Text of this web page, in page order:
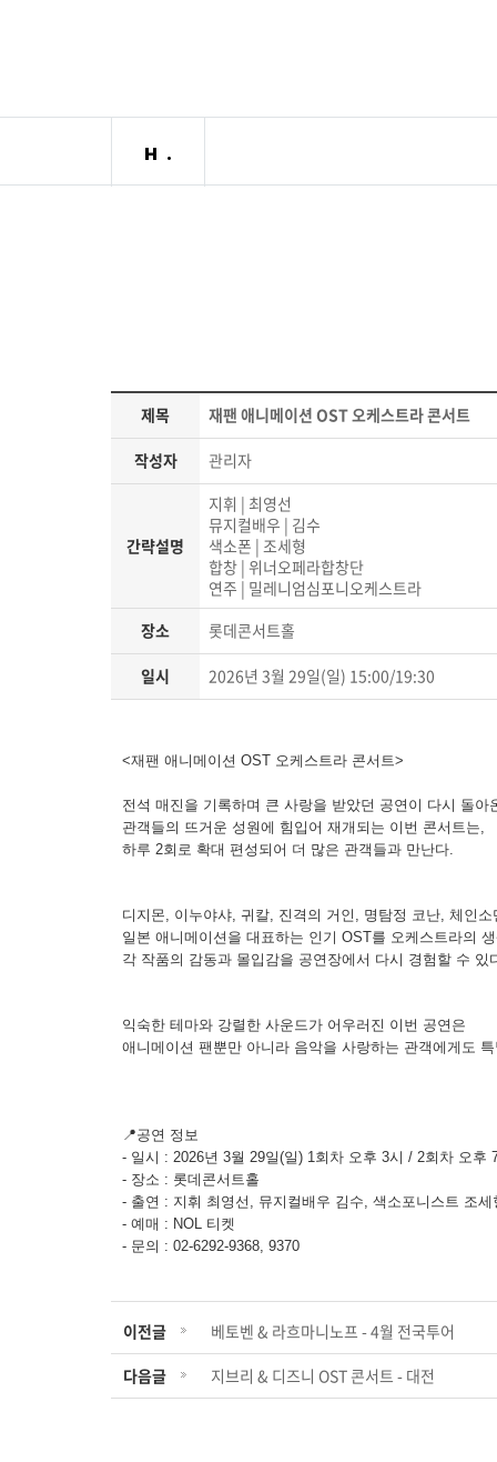
제목 재팬 애니메이션 OST 오케스트라 콘서트
작성자 관리자
간략설명
지휘 | 최영선
뮤지컬배우 | 김수
색소폰 | 조세형
합창 | 위너오페라합창단
연주 | 밀레니엄심포니오케스트라
장소
롯데콘서트홀
일시 2026년 3월 29일(일) 15:00/19:30
<재팬 애니메이션 OST 오케스트라 콘서트>
전석 매진을 기록하며 큰 사랑을 받았던 공연이 다시 돌아
관객들의 뜨거운 성원에 힘입어 재개되는 이번 콘서트는,
하루 2회로 확대 편성되어 더 많은 관객들과 만난다.
디지몬, 이누야샤, 귀칼, 진격의 거인, 명탐정 코난, 체인소
일본 애니메이션을 대표하는 인기 OST를 오케스트라의
각 작품의 감동과 몰입감을 공연장에서 다시 경험할 수 있
익숙한 테마와 강렬한 사운드가 어우러진 이번 공연은
애니메이션 팬뿐만 아니라 음악을 사랑하는 관객에게도
📍공연 정보
- 일시 : 2026년 3월 29일(일) 1회차 오후 3시 / 2회차 오후
- 장소 : 롯데콘서트홀
- 출연 : 지휘 최영선, 뮤지컬배우 김수, 색소포니스트 조
- 예매 : NOL 티켓
- 문의 : 02-6292-9368, 9370
이전글
베토벤 & 라흐마니노프 - 4월 전국투어
다음글
지브리 & 디즈니 OST 콘서트 - 대전